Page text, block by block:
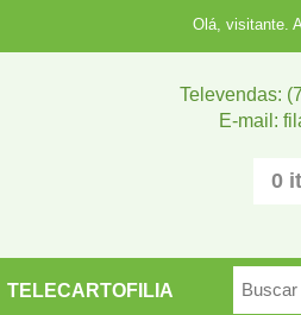
Olá, visitante.
Televendas:
E-mail:
0
TELECARTOFILIA